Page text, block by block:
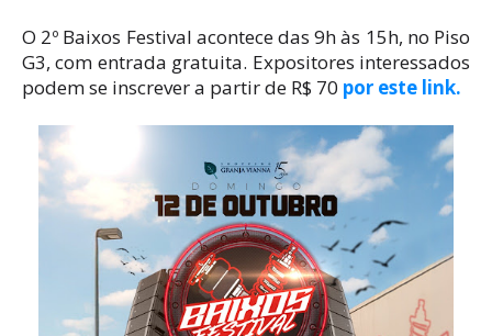
O 2º Baixos Festival acontece das 9h às 15h, no Piso
G3, com entrada gratuita. Expositores interessados
podem se inscrever a partir de R$ 70 por este link.